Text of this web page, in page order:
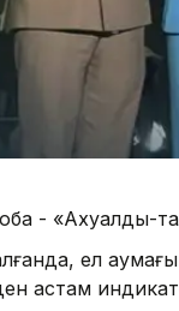
- «Ахуалдық-
ел
астам